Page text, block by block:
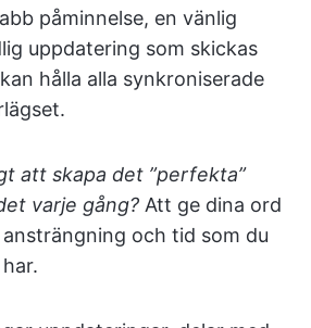
påminnelse, en vänlig
uppdatering som skickas
hålla alla synkroniserade
att skapa det ”perfekta”
varje gång? Att ge dina ord
och tid som du